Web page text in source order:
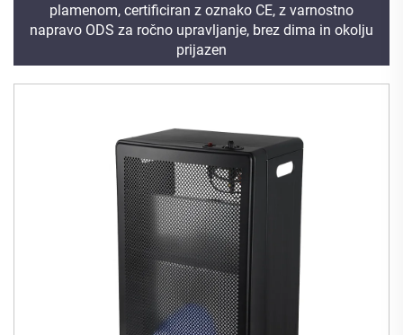
plamenom, certificiran z oznako CE, z varnostno
napravo ODS za ročno upravljanje, brez dima in okolju
prijazen